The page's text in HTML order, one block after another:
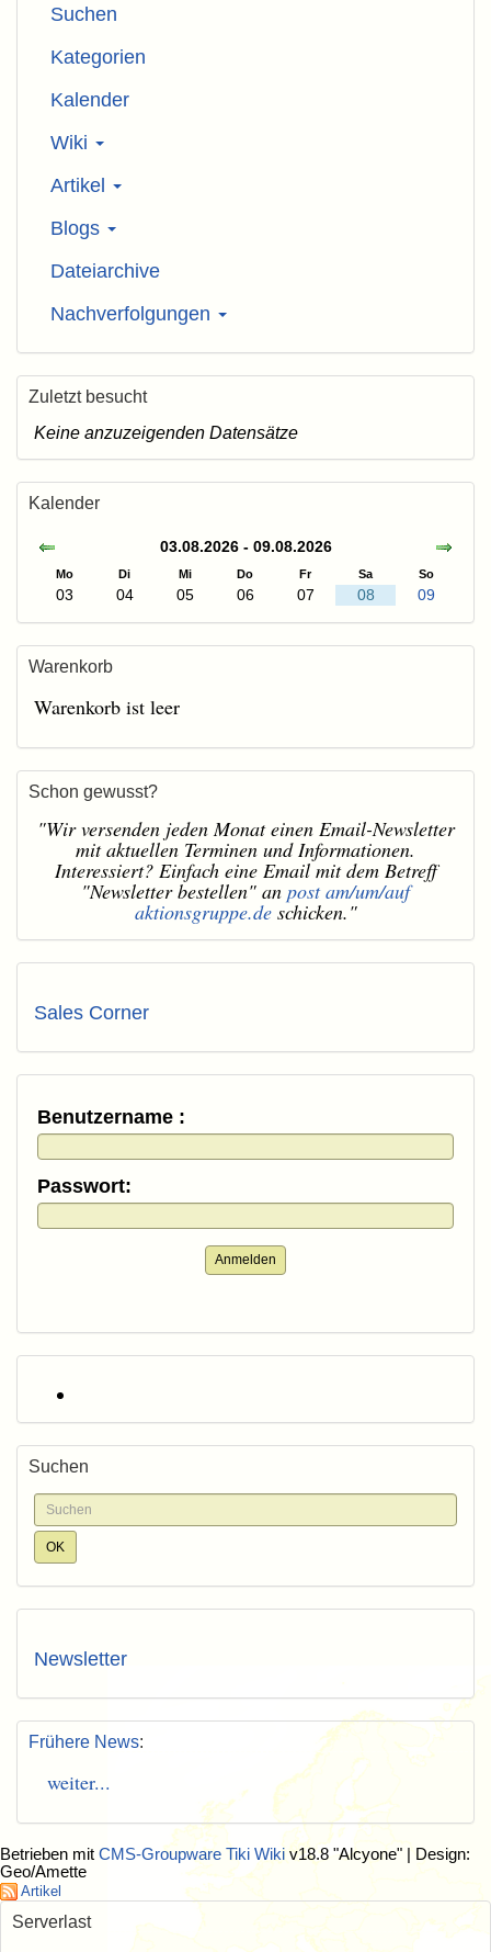
Suchen
Kategorien
Kalender
Wiki
Artikel
Blogs
Dateiarchive
Nachverfolgungen
Zuletzt besucht
Keine anzuzeigenden Datensätze
Kalender
03.08.2026 - 09.08.2026
Mo Di Mi Do Fr Sa So
03 04 05 06 07 08 09
Warenkorb
Warenkorb ist leer
Schon gewusst?
"Wir versenden jeden Monat einen Email-Newsletter
mit aktuellen Terminen und Informationen.
Interessiert? Einfach eine Email mit dem Betreff
"Newsletter bestellen" an post am/um/auf
aktionsgruppe.deschicken."
Sales Corner
Benutzername :
Passwort:
Anmelden
Suchen
Newsletter
Frühere News:
weiter...
Betrieben mit CMS-Groupware Tiki Wiki v18.8 "Alcyone" | Design:
Geo/Amette
Artikel
Serverlast